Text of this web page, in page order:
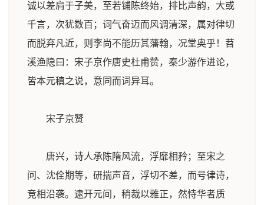
诚以差肩于子美，至若铺陈终始，排比声韵，大或
千言，次犹数百；词气奋迈而风调清深，属对律切
而脱弃凡近，则李尚不能历其藩翰，况堂奥乎！苕
溪渔隐曰：宋子京作唐史杜甫赞，秦少游作进论，
皆本元稹之说，意同而词异耳。
宋子京赞
唐兴，诗人承陈隋风流，浮靡相矜；至宋之
问、沈佺期等，研揣声音，浮切不差，而号律诗，
竞相沿袭。逮开元间，稍裁以雅正，然恃华者质